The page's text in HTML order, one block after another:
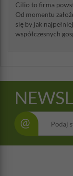
Cilio to firma
Od momentu
się by jak
współczesnych
@